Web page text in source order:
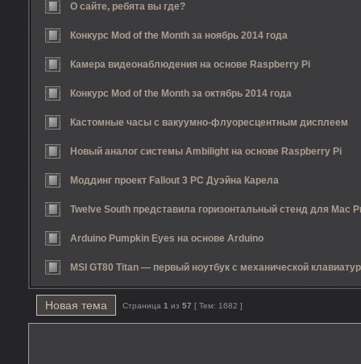
О сайте, ребята вы где?
Конкурс Mod of the Month за ноябрь 2014 года
Камера видеонаблюдения на основе Raspberry Pi
Конкурс Mod of the Month за октябрь 2014 года
Кастомные часы с вакуумно-флуоресцентным дисплеем
Новый аналог системы Ambilight на основе Raspberry Pi
Моддинг проект Fallout 3 PC Дуэйна Карела
Twelve South представила горизонтальный стенд для Mac
Arduino Pumpkin Eyes на основе Arduino
MSI GT80 Titan — первый ноутбук с механической
Новая тема Страница 1 из 57 [ Тем: 1682 ]